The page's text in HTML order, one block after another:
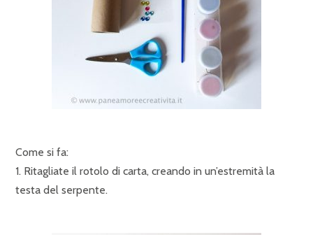
Come si fa:
1. Ritagliate il rotolo di carta, creando in un’estremità la
testa del serpente.